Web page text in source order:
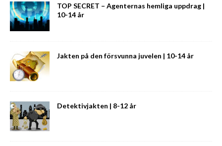
TOP SECRET – Agenternas hemliga uppdrag |
10-14 år
Jakten på den försvunna juvelen | 10-14 år
Detektivjakten | 8-12 år